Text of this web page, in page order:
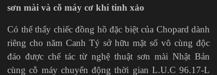
sơn mài và cỗ máy cơ khí tinh xảo
Có thể thấy chiếc đồng hồ đặc biệt của Chopard dành
riêng cho năm Canh Tý sở hữu mặt số vô cùng độc
đáo được chế tác từ nghệ thuật sơn mài Nhật Bản
cùng cỗ máy chuyển động thời gian L.U.C 96.17-L